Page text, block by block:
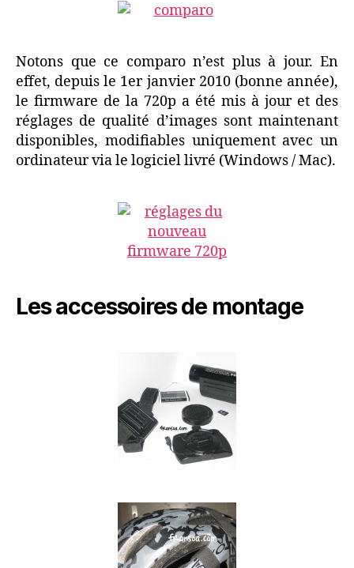
Notons que ce comparo n’est plus à jour. En
effet, depuis le 1er janvier 2010 (bonne année),
le firmware de la 720p a été mis à jour et des
réglages de qualité d’images sont maintenant
disponibles, modifiables uniquement avec un
ordinateur via le logiciel livré (Windows / Mac).
Les accessoires de montage